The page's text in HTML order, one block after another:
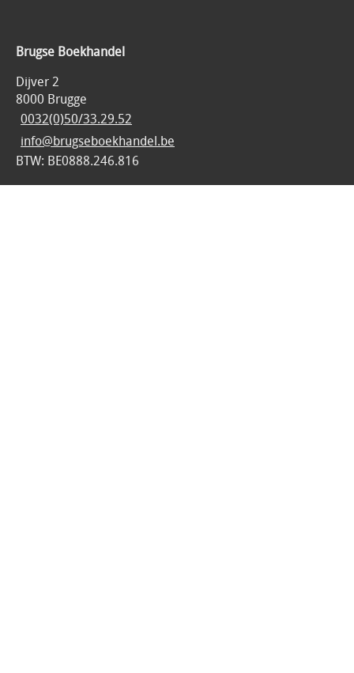
Brugse Boekhandel
Dijver 2
8000 Brugge
0032(0)50/33.29.52
info@brugseboekhandel.be
BTW: BE0888.246.816